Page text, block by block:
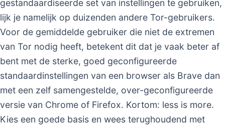
gestandaardiseerde set van instellingen te gebruiken,
lijk je namelijk op duizenden andere Tor-gebruikers.
Voor de gemiddelde gebruiker die niet de extremen
van Tor nodig heeft, betekent dit dat je vaak beter af
bent met de sterke, goed geconfigureerde
standaardinstellingen van een browser als Brave dan
met een zelf samengestelde, over-geconfigureerde
versie van Chrome of Firefox. Kortom: less is more.
Kies een goede basis en wees terughoudend met